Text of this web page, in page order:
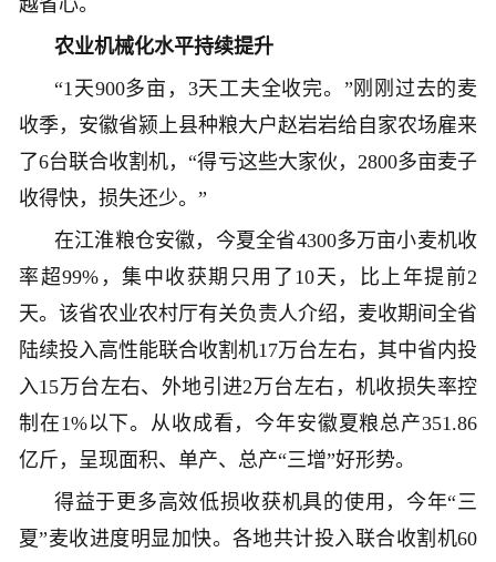
越省心。
农业机械化水平持续提升
“1天900多亩，3天工夫全收完。”刚刚过去的麦
收季，安徽省颍上县种粮大户赵岩岩给自家农场雇来
了6台联合收割机，“得亏这些大家伙，2800多亩麦子
收得快，损失还少。”
在江淮粮仓安徽，今夏全省4300多万亩小麦机收
率超99%，集中收获期只用了10天，比上年提前2
天。该省农业农村厅有关负责人介绍，麦收期间全省
陆续投入高性能联合收割机17万台左右，其中省内投
入15万台左右、外地引进2万台左右，机收损失率控
制在1%以下。从收成看，今年安徽夏粮总产351.86
亿斤，呈现面积、单产、总产“三增”好形势。
得益于更多高效低损收获机具的使用，今年“三
夏”麦收进度明显加快。各地共计投入联合收割机60